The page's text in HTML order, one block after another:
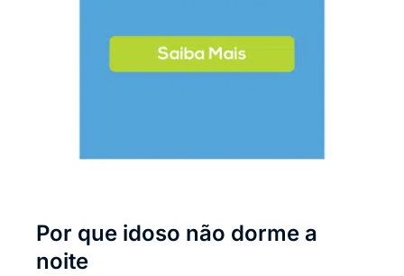
Por que idoso não dorme a
noite